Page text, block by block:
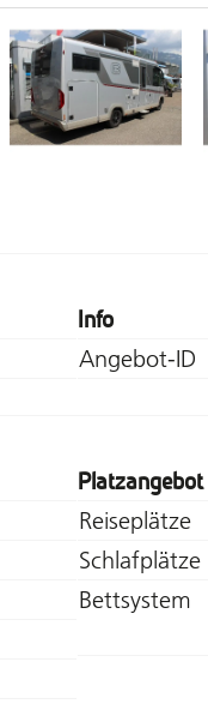
Info
Angebot-ID
Platzangebot
Reiseplätze
Schlafplätze
Bettsystem